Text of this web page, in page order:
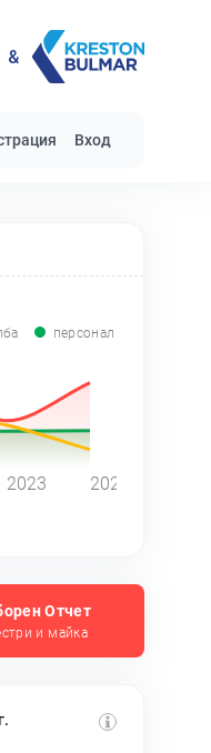
Вход
персонал
2023 2024
Отчет
и майка